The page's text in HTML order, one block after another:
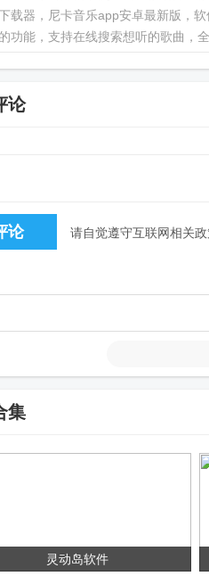
载器，尼卡音乐app安卓最新版，软
功能，支持在线搜索想听的歌曲，
面超...
论
请自觉遵守互联网相关
集
灵动岛软件